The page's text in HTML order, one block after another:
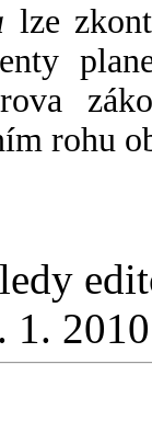
lze
rohu
1.